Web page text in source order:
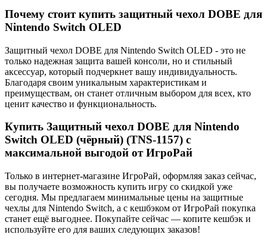
Почему стоит купить защитный чехол DOBE для
Nintendo Switch OLED
Защитный чехол DOBE для Nintendo Switch OLED - это не
только надежная защита вашей консоли, но и стильный
аксессуар, который подчеркнет вашу индивидуальность.
Благодаря своим уникальным характеристикам и
преимуществам, он станет отличным выбором для всех, кто
ценит качество и функциональность.
Купить Защитный чехол DOBE для Nintendo
Switch OLED (чёрный) (TNS-1157) с
максимальной выгодой от ИгроРай
Только в интернет-магазине ИгроРай, оформляя заказ сейчас,
вы получаете возможность купить игру со скидкой уже
сегодня. Мы предлагаем минимальные цены на защитные
чехлы для Nintendo Switch, а с кешбэком от ИгроРай покупка
станет ещё выгоднее. Покупайте сейчас — копите кешбэк и
используйте его для ваших следующих заказов!